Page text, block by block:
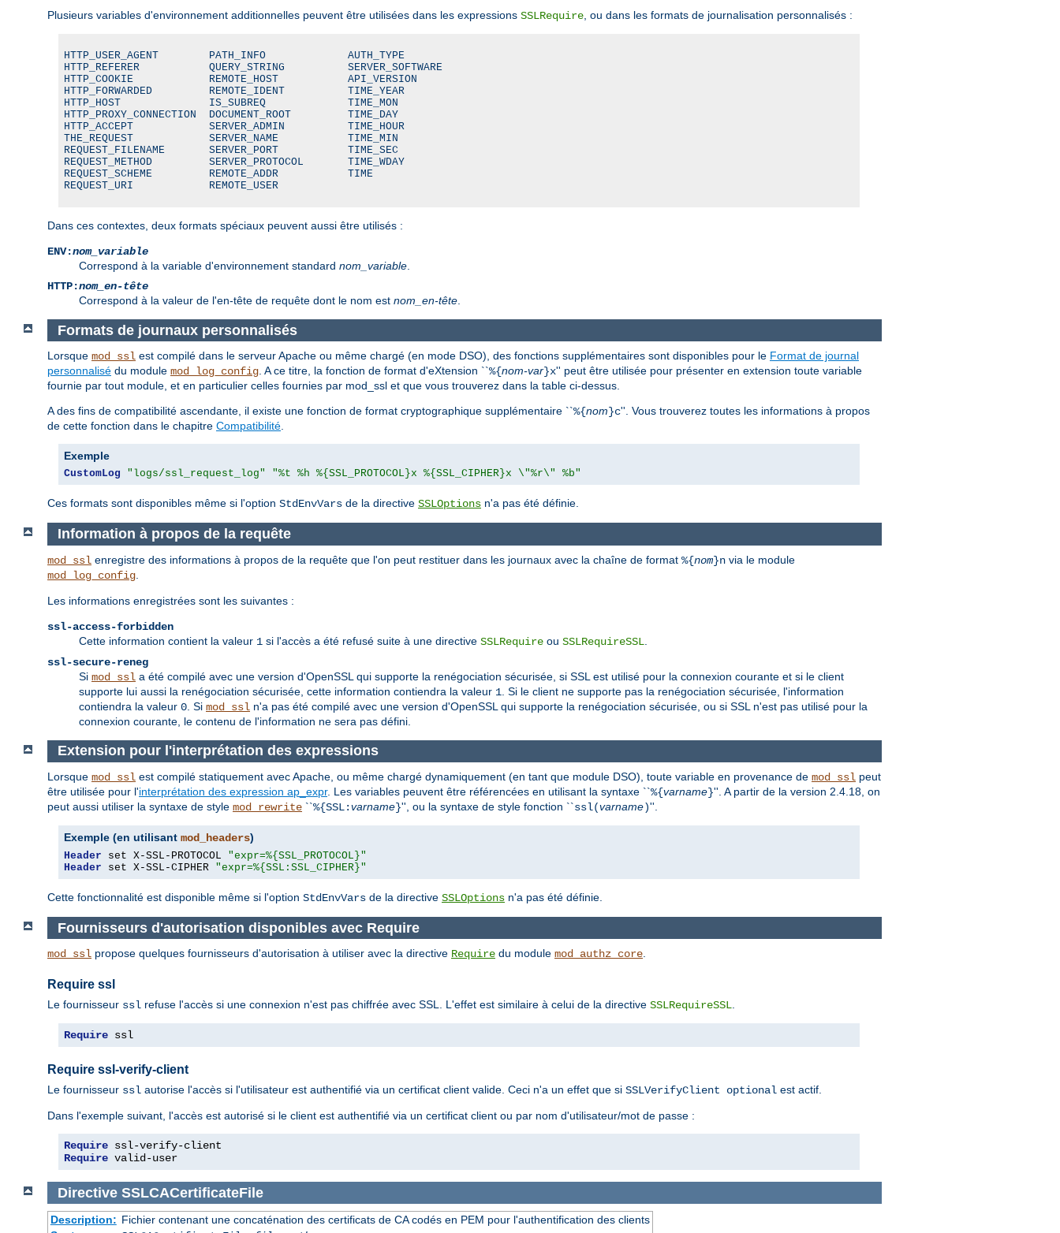
Plusieurs variables d'environnement additionnelles peuvent être utilisées dans les expressions SSLRequire , ou dans les formats de journalisation personnalisés :
HTTP_USER_AGENT        PATH_INFO             AUTH_TYPE
HTTP_REFERER           QUERY_STRING          SERVER_SOFTWARE
HTTP_COOKIE            REMOTE_HOST           API_VERSION
HTTP_FORWARDED         REMOTE_IDENT          TIME_YEAR
HTTP_HOST              IS_SUBREQ             TIME_MON
HTTP_PROXY_CONNECTION  DOCUMENT_ROOT         TIME_DAY
HTTP_ACCEPT            SERVER_ADMIN          TIME_HOUR
THE_REQUEST            SERVER_NAME           TIME_MIN
REQUEST_FILENAME       SERVER_PORT           TIME_SEC
REQUEST_METHOD         SERVER_PROTOCOL       TIME_WDAY
REQUEST_SCHEME         REMOTE_ADDR           TIME
REQUEST_URI            REMOTE_USER
Dans ces contextes, deux formats spéciaux peuvent aussi être utilisés :
ENV:nom_variable
Correspond à la variable d'environnement standard nom_variable
HTTP:nom_en-tête
Correspond à la valeur de l'en-tête de requête dont le nom est nom_en-tête
Formats de journaux personnalisés
Lorsque mod_ssl est compilé dans le serveur Apache ou même chargé (en mode DSO), des fonctions supplémentaires sont disponibles pour le Format de journal
personnalisé du module mod_log_config. A ce titre, la fonction de format d'eXtension ``%{nom-var}x'' peut être utilisée pour présenter en extension toute variable
fournie par tout module, et en particulier celles fournies par mod_ssl et que vous trouverez dans la table ci-dessus.
A des fins de compatibilité ascendante, il existe une fonction de format cryptographique supplémentaire ``%{nom}c''. Vous trouverez toutes les informations à propos
de cette fonction dans le chapitre Compatibilité.
Exemple
CustomLog "logs/ssl_request_log" "%t %h %{SSL_PROTOCOL}x %{SSL_CIPHER}x \"%r\" %b"
Ces formats sont disponibles même si l'option StdEnvVars de la directive SSLOptions n'a pas été définie.
Information à propos de la requête
mod_ssl enregistre des informations à propos de la requête que l'on peut restituer dans les journaux avec la chaîne de format %{nom}n via le module
mod_log_config
Les informations enregistrées sont les suivantes :
ssl-access-forbidden
Cette information contient la valeur 1 si l'accès a été refusé suite à une directive SSLRequire ou SSLRequireSSL
ssl-secure-reneg
Si mod_ssl a été compilé avec une version d'OpenSSL qui supporte la renégociation sécurisée, si SSL est utilisé pour la connexion courante et si le client
supporte lui aussi la renégociation sécurisée, cette information contiendra la valeur 1 . Si le client ne supporte pas la renégociation sécurisée, l'information
contiendra la valeur 0 . Si mod_ssl n'a pas été compilé avec une version d'OpenSSL qui supporte la renégociation sécurisée, ou si SSL n'est pas utilisé pour la
connexion courante, le contenu de l'information ne sera pas défini.
Extension pour l'interprétation des expressions
Lorsque mod_ssl est compilé statiquement avec Apache, ou même chargé dynamiquement (en tant que module DSO), toute variable en provenance de mod_ssl peut
être utilisée pour l'interprétation des expression ap_expr. Les variables peuvent être référencées en utilisant la syntaxe ``%{varname}''. A partir de la version 2.4.18, on
peut aussi utiliser la syntaxe de style mod_rewrite ``%{SSL:varname}'', ou la syntaxe de style fonction ``ssl(varname)''.
Exemple (en utilisant mod_headers)
Header set X-SSL-PROTOCOL "expr=%{SSL_PROTOCOL}"
Header set X-SSL-CIPHER "expr=%{SSL:SSL_CIPHER}"
Cette fonctionnalité est disponible même si l'option StdEnvVars de la directive SSLOptions n'a pas été définie.
Fournisseurs d'autorisation disponibles avec Require
mod_ssl propose quelques fournisseurs d'autorisation à utiliser avec la directive Require du module mod_authz_core.
Require ssl
Le fournisseur ssl refuse l'accès si une connexion n'est pas chiffrée avec SSL. L'effet est similaire à celui de la directive SSLRequireSSL
Require ssl
Require ssl-verify-client
Le fournisseur ssl autorise l'accès si l'utilisateur est authentifié via un certificat client valide. Ceci n'a un effet que si SSLVerifyClient optional est actif.
Dans l'exemple suivant, l'accès est autorisé si le client est authentifié via un certificat client ou par nom d'utilisateur/mot de passe :
Require
Require valid-user
Directive SSLCACertificateFile
Description: Fichier contenant une concaténation des certificats de CA codés en PEM pour l'authentification des clients